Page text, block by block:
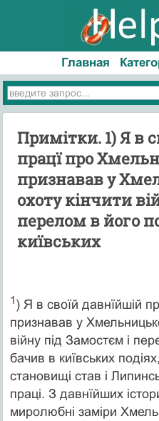
Главная
Примітки. 1) Я в
працї про
признавав у
охоту кінчити
перелом в його
київських
1) Я в своїй давнїйшій
признавав у
війну під Замостєм і
бачив в київських
становищі став і
праці. З давнїйших
миролюбні заміри